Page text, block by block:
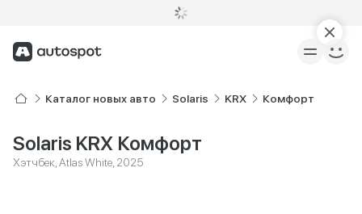
Каталог новых авто Solaris KRX Комфорт
Solaris KRX Комфорт
Хэтчбек, Atlas White, 2025